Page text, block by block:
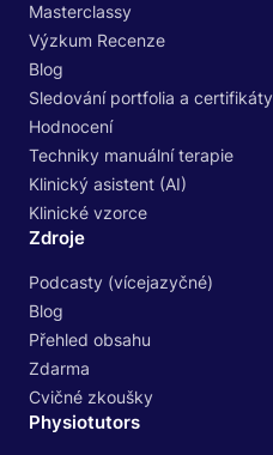
Masterclassy
Výzkum Recenze
Blog
Sledování portfolia a certifikáty
Hodnocení
Techniky manuální terapie
Klinický asistent (AI)
Klinické vzorce
Zdroje
Podcasty (vícejazyčné)
Blog
Přehled obsahu
Zdarma
Cvičné zkoušky
Physiotutors